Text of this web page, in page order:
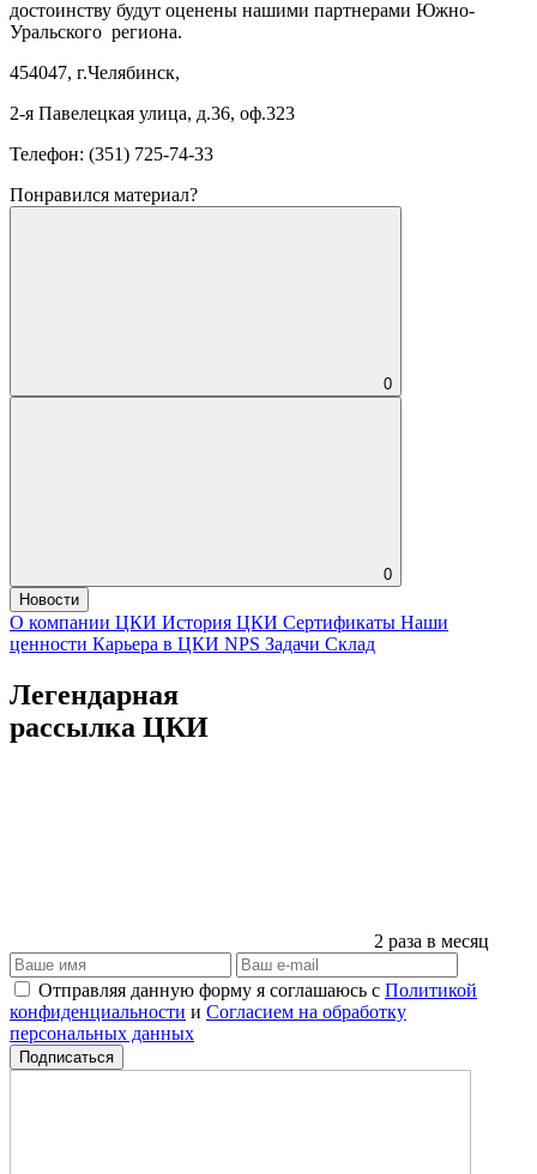
достоинству будут оценены нашими партнерами Южно-
Уральского региона.
454047, г.Челябинск,
2-я Павелецкая улица, д.36, оф.323
Телефон: (351) 725-74-33
Понравился материал?
0
0
Новости
О компании ЦКИ История ЦКИ Сертификаты Наши
ценности Карьера в ЦКИ NPS Задачи Склад
Легендарная
рассылка ЦКИ
2 раза в месяц
Отправляя данную форму я соглашаюсь с Политикой
конфиденциальности и Согласием на обработку
персональных данных
Подписаться